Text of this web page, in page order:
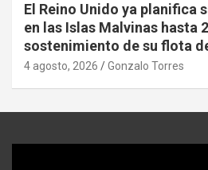
El Reino Unido ya planifica
en las Islas Malvinas hasta
sostenimiento de su flota
4 agosto, 2026 Gonzalo Torres